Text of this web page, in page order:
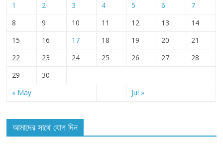
« May Jul »
1 2 3 4 5 6
7
8
9 10 11 12 13
14
15
16 17 18 19 20
21
22
23 24 25 26 27
28
29
30
আমাদের সাথে যোগ দিন